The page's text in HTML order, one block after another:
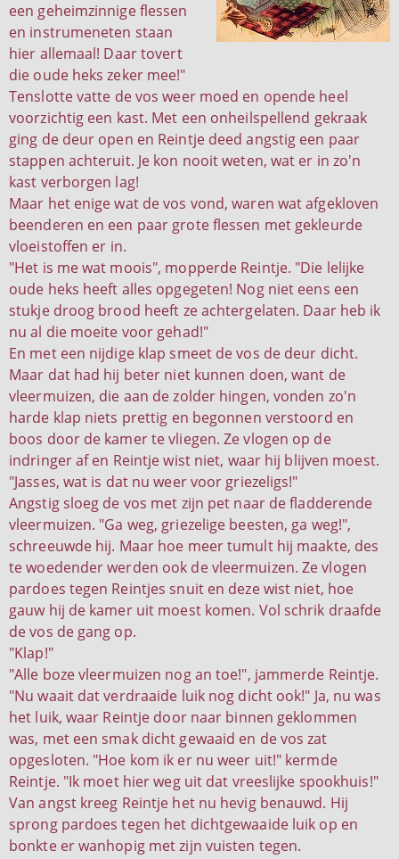
een geheimzinnige flessen
en instrumeneten staan
hier allemaal! Daar tovert
die oude heks zeker mee!"
Tenslotte vatte de vos weer moed en opende heel
voorzichtig een kast. Met een onheilspellend gekraak
ging de deur open en Reintje deed angstig een paar
stappen achteruit. Je kon nooit weten, wat er in zo'n
kast verborgen lag!
Maar het enige wat de vos vond, waren wat afgekloven
beenderen en een paar grote flessen met gekleurde
vloeistoffen er in.
"Het is me wat moois", mopperde Reintje. "Die lelijke
oude heks heeft alles opgegeten! Nog niet eens een
stukje droog brood heeft ze achtergelaten. Daar heb ik
nu al die moeite voor gehad!"
En met een nijdige klap smeet de vos de deur dicht.
Maar dat had hij beter niet kunnen doen, want de
vleermuizen, die aan de zolder hingen, vonden zo'n
harde klap niets prettig en begonnen verstoord en
boos door de kamer te vliegen. Ze vlogen op de
indringer af en Reintje wist niet, waar hij blijven moest.
"Jasses, wat is dat nu weer voor griezeligs!"
Angstig sloeg de vos met zijn pet naar de fladderende
vleermuizen. "Ga weg, griezelige beesten, ga weg!",
schreeuwde hij. Maar hoe meer tumult hij maakte, des
te woedender werden ook de vleermuizen. Ze vlogen
pardoes tegen Reintjes snuit en deze wist niet, hoe
gauw hij de kamer uit moest komen. Vol schrik draafde
de vos de gang op.
"Klap!"
"Alle boze vleermuizen nog an toe!", jammerde Reintje.
"Nu waait dat verdraaide luik nog dicht ook!" Ja, nu was
het luik, waar Reintje door naar binnen geklommen
was, met een smak dicht gewaaid en de vos zat
opgesloten. "Hoe kom ik er nu weer uit!" kermde
Reintje. "Ik moet hier weg uit dat vreeslijke spookhuis!"
Van angst kreeg Reintje het nu hevig benauwd. Hij
sprong pardoes tegen het dichtgewaaide luik op en
bonkte er wanhopig met zijn vuisten tegen.